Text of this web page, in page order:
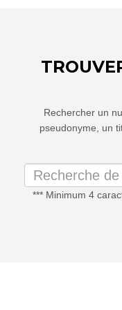
Rechercher un
pseudonyme, un
*** Minimum 4